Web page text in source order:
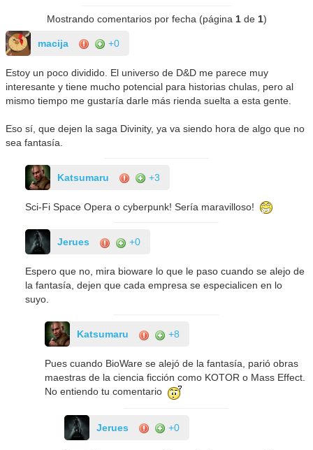
Mostrando comentarios por fecha (página 1de 1)
macija +0
Estoy un poco dividido. El universo de D&D me parece muy
interesante y tiene mucho potencial para historias chulas, pero al
mismo tiempo me gustaría darle más rienda suelta a esta gente.
Eso sí, que dejen la saga Divinity, ya va siendo hora de algo que no
sea fantasía.
Katsumaru +3
Sci-Fi Space Opera o cyberpunk! Sería maravilloso!
Jerues +0
Espero que no, mira bioware lo que le paso cuando se alejo de
la fantasía, dejen que cada empresa se especialicen en lo
suyo.
Katsumaru +8
Pues cuando BioWare se alejó de la fantasía, parió obras
maestras de la ciencia ficción como KOTOR o Mass Effect.
No entiendo tu comentario
Jerues +0